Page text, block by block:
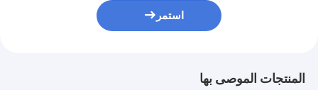
استمر
المنتجات الموصى بها